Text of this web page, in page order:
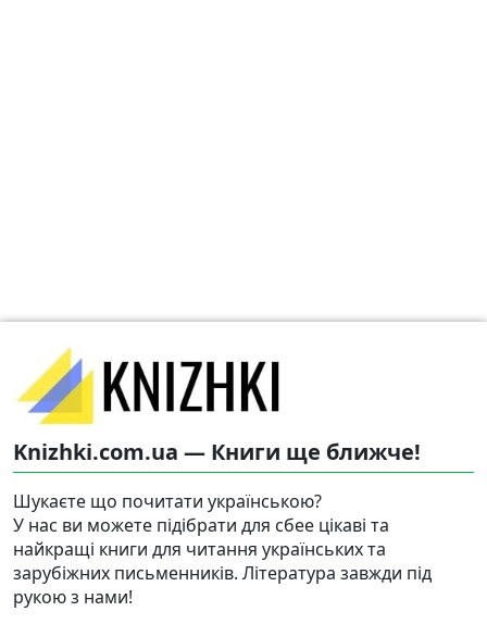
Knizhki.com.ua — Книги ще ближче!
Шукаєте що почитати українською?
У нас ви можете підібрати для сбее цікаві та
найкращі книги для читання українських та
зарубіжних письменників. Література завжди під
рукою з нами!